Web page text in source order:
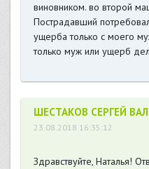
виновником. во второй
Пострадавший
ущерба только с моего
только муж или ущерб
ШЕСТАКОВ СЕРГЕЙ
23.08.2018 16:35:12
Здравствуйте, Наталья!